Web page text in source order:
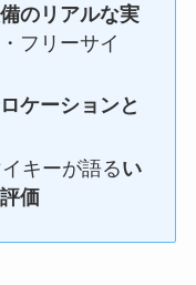
のリアルな実
フリーサイ
ケーションと
キーが語るい
価